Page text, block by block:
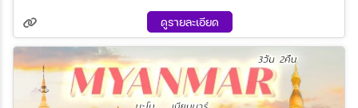
12 ก.ย. 69 - 13 ก.ย. 69
19 ก.ย. 69 - 20 ก.ย. 69
26 ก.ย. 69 - 27 ก.ย. 69
03 ต.ค. 69 - 04 ต.ค. 69
10 ต.ค. 69 - 11 ต.ค. 69
11 ต.ค. 69 - 12 ต.ค. 69
12 ต.ค. 69 - 13 ต.ค. 69
23 ต.ค. 69 - 24 ต.ค. 69
24 ต.ค. 69 - 25 ต.ค. 69
ดูรายละเอียด